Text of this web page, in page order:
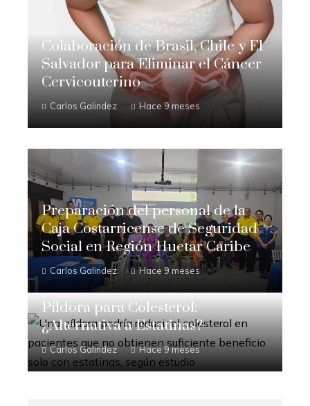
Colaboración de Brasil, Chile y El
Salvador para Eliminar el Cáncer
Cervicouterino
Carlos Galindez Hace 9 meses
Preparación del personal de la
Caja Costarricense de Seguridad
Social en Región Huetar Caribe
Carlos Galindez Hace 9 meses
Píldora para Colesterol:
¿Alternativa a Estatinas?
Carlos Galindez Hace 9 meses